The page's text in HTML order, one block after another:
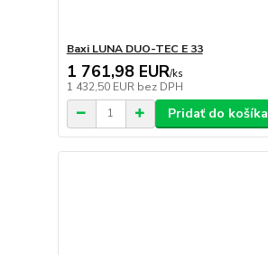
Baxi LUNA DUO-TEC E 33
1 761,98 EUR/ks
1 432,50 EUR bez DPH
Pridať do košíka